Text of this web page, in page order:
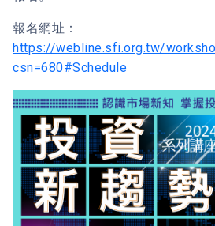
報名網址：
https://webline.sfi.org.tw/
csn=680#Schedule